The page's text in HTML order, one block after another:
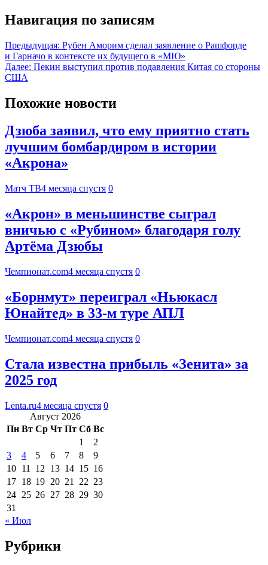
Навигация по записям
Предыдущая: Рубен Аморим сделал заявление о Рашфорде
и Гарначо в контексте их будущего в «МЮ»
Далее: Пекин выступил против подавления Китая со стороны
США
Похожие новости
Дзюба заявил, что ему приятно стать
лучшим бомбардиром в истории
«Акрона»
Матч ТВ4 месяца спустя 0
«Акрон» в меньшинстве сыграл
вничью с «Рубином» благодаря голу
Артёма Дзюбы
Чемпионат.com4 месяца спустя 0
«Борнмут» переиграл «Ньюкасл
Юнайтед» в 33-м туре АПЛ
Чемпионат.com4 месяца спустя 0
Стала известна прибыль «Зенита» за
2025 год
Lenta.ru4 месяца спустя 0
Август 2026
Пн Вт Ср Чт Пт Сб Вс
1
2
3
4 5 6 7 8
9
10 11 12 13 14 15 16
17 18 19 20 21 22 23
24 25 26 27 28 29 30
31
« Июл
Рубрики